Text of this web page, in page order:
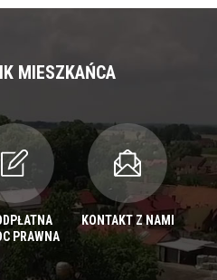
MIESZKAŃCA
PRAWNA
KONTAKT Z NAMI